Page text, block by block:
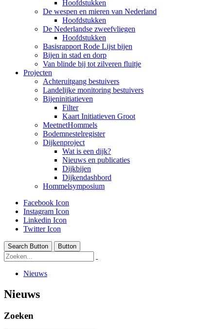
Hoofdstukken
De wespen en mieren van Nederland
Hoofdstukken
De Nederlandse zweefvliegen
Hoofdstukken
Basisrapport Rode Lijst bijen
Bijen in stad en dorp
Van blinde bij tot zilveren fluitje
Projecten
Achteruitgang bestuivers
Landelijke monitoring bestuivers
Bijeninitiatieven
Filter
Kaart Initiatieven Groot
MeetnetHommels
Bodemnestelregister
Dijkenproject
Wat is een dijk?
Nieuws en publicaties
Dijkbijen
Dijkendashbord
Hommelsymposium
Facebook Icon
Instagram Icon
Linkedin Icon
Twitter Icon
Search Button Button
Nieuws
Nieuws
Zoeken